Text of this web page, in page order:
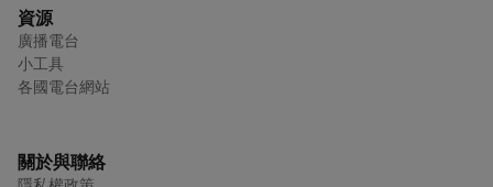
資源
廣播電台
小工具
各國電台網站
關於與聯絡